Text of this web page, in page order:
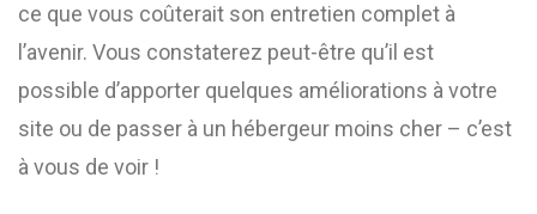
ce que vous coûterait son entretien complet à
l’avenir. Vous constaterez peut-être qu’il est
possible d’apporter quelques améliorations à votre
site ou de passer à un hébergeur moins cher – c’est
à vous de voir !